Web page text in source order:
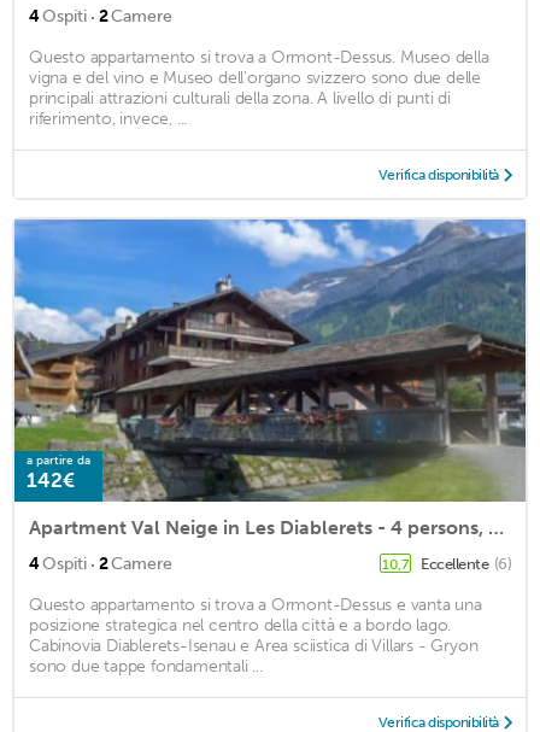
4Ospiti · 2Camere
Questo appartamento si trova a Ormont-Dessus. Museo della
vigna e del vino e Museo dell'organo svizzero sono due delle
principali attrazioni culturali della zona. A livello di punti di
riferimento, invece, ...
Verifica disponibilità
a partire da
142€
Apartment Val Neige in Les Diablerets - 4 persons, 2 bedrooms
4Ospiti · 2Camere 10,7 Eccellente (6)
Questo appartamento si trova a Ormont-Dessus e vanta una
posizione strategica nel centro della città e a bordo lago.
Cabinovia Diablerets-Isenau e Area sciistica di Villars - Gryon
sono due tappe fondamentali ...
Verifica disponibilità